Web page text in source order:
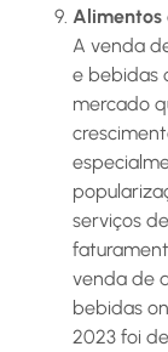
Alimentos
A venda
e bebidas
mercado
serviços
venda de
bebidas
2023 foi